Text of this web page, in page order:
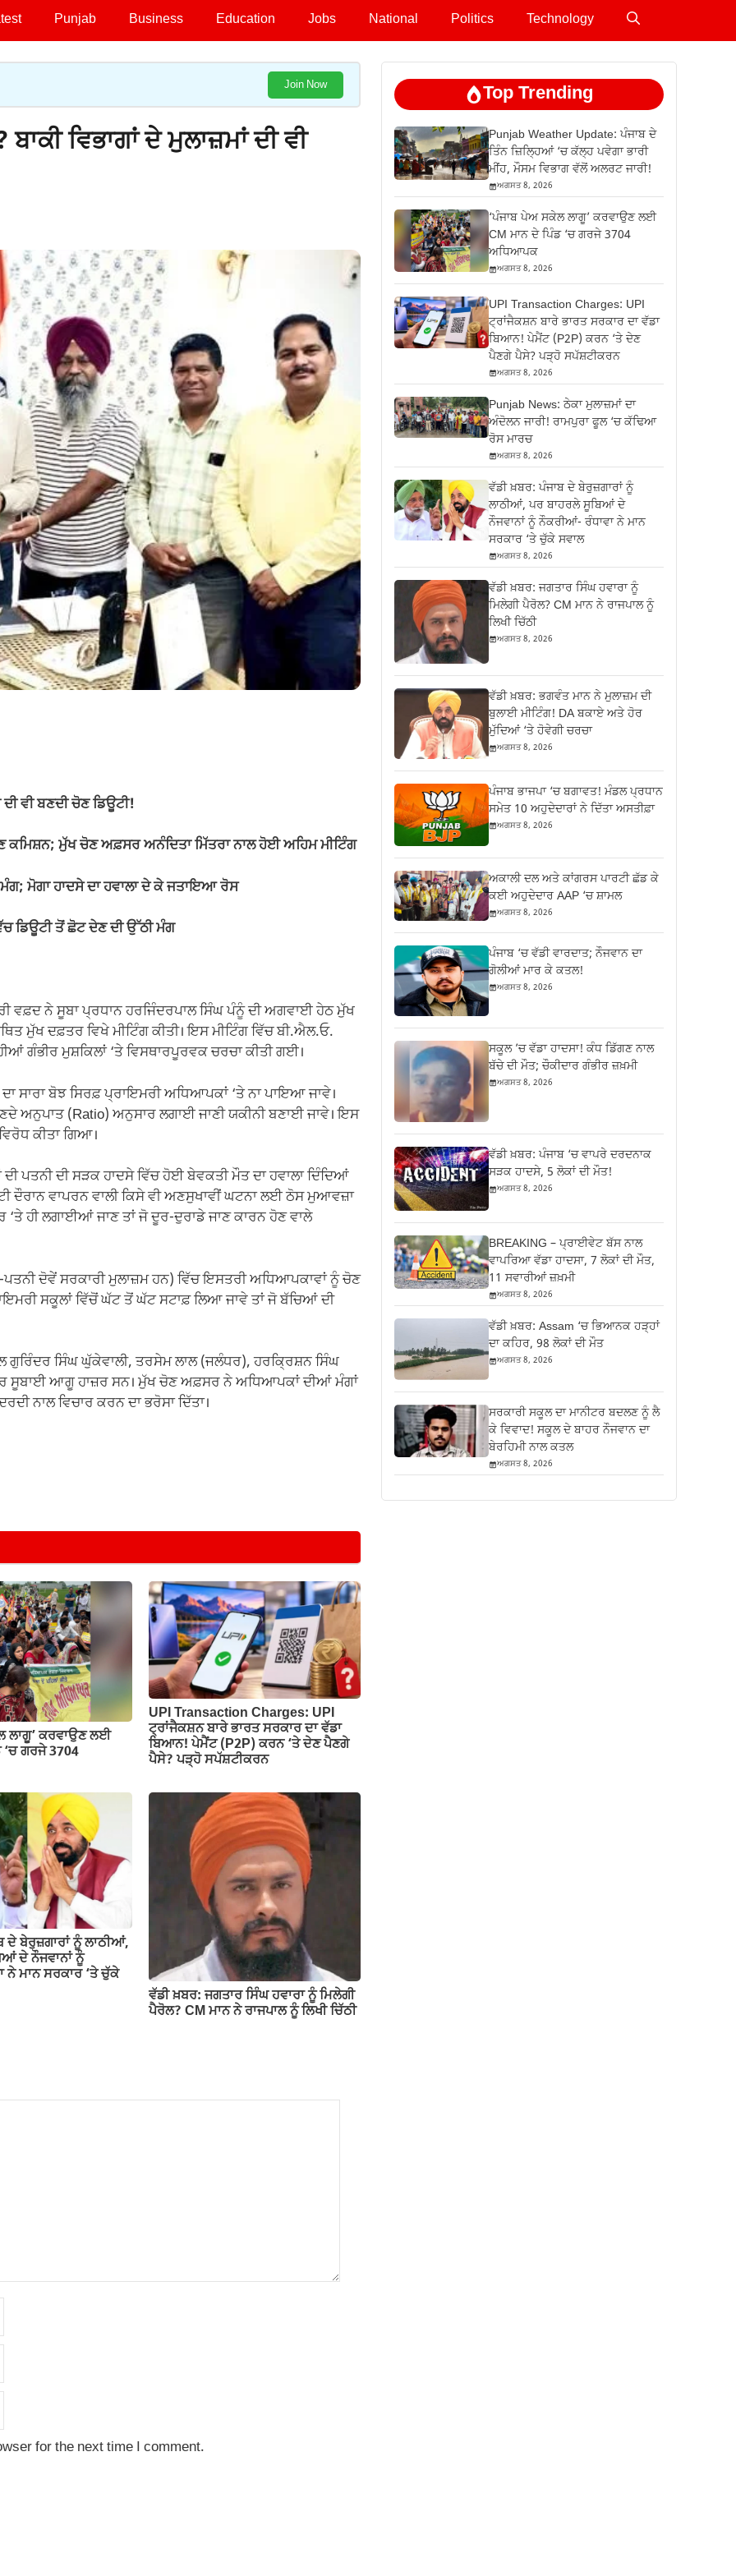
Punjab Business Education Jobs National Politics Technology
Join Now
ਵਿਭਾਗਾਂ ਦੇ ਮੁਲਾਜ਼ਮਾਂ ਦੀ ਵੀ
ਵੀ ਬਣਦੀ ਚੋਣ ਡਿਊਟੀ!
ਮੁੱਖ ਚੋਣ ਅਫ਼ਸਰ ਅਨੰਦਿਤਾ ਮਿੱਤਰਾ ਨਾਲ ਹੋਈ ਅਹਿਮ ਮੀਟਿੰਗ
ਮੋਗਾ ਹਾਦਸੇ ਦਾ ਹਵਾਲਾ ਦੇ ਕੇ ਜਤਾਇਆ ਰੋਸ
ਡਿਊਟੀ ਤੋਂ ਛੋਟ ਦੇਣ ਦੀ ਉੱਠੀ ਮੰਗ
ਵਫ਼ਦ ਨੇ ਸੂਬਾ ਪ੍ਰਧਾਨ ਹਰਜਿੰਦਰਪਾਲ ਸਿੰਘ ਪੰਨੂੰ ਦੀ ਅਗਵਾਈ ਹੇਠ ਮੁੱਖ
ਮੁੱਖ ਦਫ਼ਤਰ ਵਿਖੇ ਮੀਟਿੰਗ ਕੀਤੀ। ਇਸ ਮੀਟਿੰਗ ਵਿੱਚ ਬੀ.ਐਲ.ਓ.
ਮੁਸ਼ਕਿਲਾਂ ‘ਤੇ ਵਿਸਥਾਰਪੂਰਵਕ ਚਰਚਾ ਕੀਤੀ ਗਈ।
ਸਾਰਾ ਬੋਝ ਸਿਰਫ਼ ਪ੍ਰਾਇਮਰੀ ਅਧਿਆਪਕਾਂ ‘ਤੇ ਨਾ ਪਾਇਆ ਜਾਵੇ।
ਅਨੁਪਾਤ (Ratio) ਅਨੁਸਾਰ ਲਗਾਈ ਜਾਣੀ ਯਕੀਨੀ ਬਣਾਈ ਜਾਵੇ। ਇਸ
ਕੀਤਾ ਗਿਆ।
ਦੀ ਸੜਕ ਹਾਦਸੇ ਵਿੱਚ ਹੋਈ ਬੇਵਕਤੀ ਮੌਤ ਦਾ ਹਵਾਲਾ ਦਿੰਦਿਆਂ
ਦੌਰਾਨ ਵਾਪਰਨ ਵਾਲੀ ਕਿਸੇ ਵੀ ਅਣਸੁਖਾਵੀਂ ਘਟਨਾ ਲਈ ਠੋਸ ਮੁਆਵਜ਼ਾ
ਹੀ ਲਗਾਈਆਂ ਜਾਣ ਤਾਂ ਜੋ ਦੂਰ-ਦੁਰਾਡੇ ਜਾਣ ਕਾਰਨ ਹੋਣ ਵਾਲੇ
ਦੋਵੇਂ ਸਰਕਾਰੀ ਮੁਲਾਜ਼ਮ ਹਨ) ਵਿੱਚ ਇਸਤਰੀ ਅਧਿਆਪਕਾਵਾਂ ਨੂੰ ਚੋਣ
ਸਕੂਲਾਂ ਵਿੱਚੋਂ ਘੱਟ ਤੋਂ ਘੱਟ ਸਟਾਫ਼ ਲਿਆ ਜਾਵੇ ਤਾਂ ਜੋ ਬੱਚਿਆਂ ਦੀ
ਗੁਰਿੰਦਰ ਸਿੰਘ ਘੁੱਕੇਵਾਲੀ, ਤਰਸੇਮ ਲਾਲ (ਜਲੰਧਰ), ਹਰਕ੍ਰਿਸ਼ਨ ਸਿੰਘ
ਸੂਬਾਈ ਆਗੂ ਹਾਜ਼ਰ ਸਨ। ਮੁੱਖ ਚੋਣ ਅਫ਼ਸਰ ਨੇ ਅਧਿਆਪਕਾਂ ਦੀਆਂ ਮੰਗਾਂ
ਨਾਲ ਵਿਚਾਰ ਕਰਨ ਦਾ ਭਰੋਸਾ ਦਿੱਤਾ।
ਲਾਗੂ’ ਕਰਵਾਉਣ ਲਈ
‘ਚ ਗਰਜੇ 3704
UPI Transaction Charges: UPI
ਟ੍ਰਾਂਜੈਕਸ਼ਨ ਬਾਰੇ ਭਾਰਤ ਸਰਕਾਰ ਦਾ ਵੱਡਾ
ਬਿਆਨ! ਪੇਮੈਂਟ (P2P) ਕਰਨ ‘ਤੇ ਦੇਣ ਪੈਣਗੇ
ਪੈਸੇ? ਪੜ੍ਹੋ ਸਪੱਸ਼ਟੀਕਰਨ
ਦੇ ਬੇਰੁਜ਼ਗਾਰਾਂ ਨੂੰ ਲਾਠੀਆਂ,
ਦੇ ਨੌਜਵਾਨਾਂ ਨੂੰ
ਨੇ ਮਾਨ ਸਰਕਾਰ ‘ਤੇ ਚੁੱਕੇ
ਵੱਡੀ ਖ਼ਬਰ: ਜਗਤਾਰ ਸਿੰਘ ਹਵਾਰਾ ਨੂੰ ਮਿਲੇਗੀ
ਪੈਰੋਲ? CM ਮਾਨ ਨੇ ਰਾਜਪਾਲ ਨੂੰ ਲਿਖੀ ਚਿੱਠੀ
for the next time I comment.
Top Trending
Punjab Weather Update: ਪੰਜਾਬ ਦੇ
ਤਿੰਨ ਜ਼‍ਿਲ੍ਹਿਆਂ ‘ਚ ਕੱਲ੍ਹ ਪਵੇਗਾ ਭਾਰੀ
ਮੀਂਹ, ਮੌਸਮ ਵਿਭਾਗ ਵੱਲੋਂ ਅਲਰਟ ਜਾਰੀ!
ਅਗਸਤ 8, 2026
‘ਪੰਜਾਬ ਪੇਅ ਸਕੇਲ ਲਾਗੂ’ ਕਰਵਾਉਣ ਲਈ
CM ਮਾਨ ਦੇ ਪਿੰਡ ‘ਚ ਗਰਜੇ 3704
ਅਧਿਆਪਕ
ਅਗਸਤ 8, 2026
UPI Transaction Charges: UPI
ਟ੍ਰਾਂਜੈਕਸ਼ਨ ਬਾਰੇ ਭਾਰਤ ਸਰਕਾਰ ਦਾ ਵੱਡਾ
ਬਿਆਨ! ਪੇਮੈਂਟ (P2P) ਕਰਨ ‘ਤੇ ਦੇਣ
ਪੈਣਗੇ ਪੈਸੇ? ਪੜ੍ਹੋ ਸਪੱਸ਼ਟੀਕਰਨ
ਅਗਸਤ 8, 2026
Punjab News: ਠੇਕਾ ਮੁਲਾਜ਼ਮਾਂ ਦਾ
ਅੰਦੋਲਨ ਜਾਰੀ! ਰਾਮਪੁਰਾ ਫੂਲ ‘ਚ ਕੱਢਿਆ
ਰੋਸ ਮਾਰਚ
ਅਗਸਤ 8, 2026
ਵੱਡੀ ਖ਼ਬਰ: ਪੰਜਾਬ ਦੇ ਬੇਰੁਜ਼ਗਾਰਾਂ ਨੂੰ
ਲਾਠੀਆਂ, ਪਰ ਬਾਹਰਲੇ ਸੂਬਿਆਂ ਦੇ
ਨੌਜਵਾਨਾਂ ਨੂੰ ਨੌਕਰੀਆਂ- ਰੰਧਾਵਾ ਨੇ ਮਾਨ
ਸਰਕਾਰ ‘ਤੇ ਚੁੱਕੇ ਸਵਾਲ
ਅਗਸਤ 8, 2026
ਵੱਡੀ ਖ਼ਬਰ: ਜਗਤਾਰ ਸਿੰਘ ਹਵਾਰਾ ਨੂੰ
ਮਿਲੇਗੀ ਪੈਰੋਲ? CM ਮਾਨ ਨੇ ਰਾਜਪਾਲ ਨੂੰ
ਲਿਖੀ ਚਿੱਠੀ
ਅਗਸਤ 8, 2026
ਵੱਡੀ ਖ਼ਬਰ: ਭਗਵੰਤ ਮਾਨ ਨੇ ਮੁਲਾਜ਼ਮ ਦੀ
ਬੁਲਾਈ ਮੀਟਿੰਗ! DA ਬਕਾਏ ਅਤੇ ਹੋਰ
ਮੁੱਦਿਆਂ ‘ਤੇ ਹੋਵੇਗੀ ਚਰਚਾ
ਅਗਸਤ 8, 2026
ਪੰਜਾਬ ਭਾਜਪਾ ‘ਚ ਬਗਾਵਤ! ਮੰਡਲ ਪ੍ਰਧਾਨ
ਸਮੇਤ 10 ਅਹੁਦੇਦਾਰਾਂ ਨੇ ਦਿੱਤਾ ਅਸਤੀਫ਼ਾ
ਅਗਸਤ 8, 2026
ਅਕਾਲੀ ਦਲ ਅਤੇ ਕਾਂਗਰਸ ਪਾਰਟੀ ਛੱਡ ਕੇ
ਕਈ ਅਹੁਦੇਦਾਰ AAP ‘ਚ ਸ਼ਾਮਲ
ਅਗਸਤ 8, 2026
ਪੰਜਾਬ ‘ਚ ਵੱਡੀ ਵਾਰਦਾਤ; ਨੌਜਵਾਨ ਦਾ
ਗੋਲੀਆਂ ਮਾਰ ਕੇ ਕਤਲ!
ਅਗਸਤ 8, 2026
ਸਕੂਲ ’ਚ ਵੱਡਾ ਹਾਦਸਾ! ਕੰਧ ਡਿੱਗਣ ਨਾਲ
ਬੱਚੇ ਦੀ ਮੌਤ; ਚੌਕੀਦਾਰ ਗੰਭੀਰ ਜ਼ਖ਼ਮੀ
ਅਗਸਤ 8, 2026
ਵੱਡੀ ਖ਼ਬਰ: ਪੰਜਾਬ ‘ਚ ਵਾਪਰੇ ਦਰਦਨਾਕ
ਸੜਕ ਹਾਦਸੇ, 5 ਲੋਕਾਂ ਦੀ ਮੌਤ!
ਅਗਸਤ 8, 2026
BREAKING – ਪ੍ਰਾਈਵੇਟ ਬੱਸ ਨਾਲ
ਵਾਪਰਿਆ ਵੱਡਾ ਹਾਦਸਾ, 7 ਲੋਕਾਂ ਦੀ ਮੌਤ,
11 ਸਵਾਰੀਆਂ ਜ਼ਖ਼ਮੀ
ਅਗਸਤ 8, 2026
ਵੱਡੀ ਖ਼ਬਰ: Assam ‘ਚ ਭਿਆਨਕ ਹੜ੍ਹਾਂ
ਦਾ ਕਹਿਰ, 98 ਲੋਕਾਂ ਦੀ ਮੌਤ
ਅਗਸਤ 8, 2026
ਸਰਕਾਰੀ ਸਕੂਲ ਦਾ ਮਾਨੀਟਰ ਬਦਲਣ ਨੂੰ ਲੈ
ਕੇ ਵਿਵਾਦ! ਸਕੂਲ ਦੇ ਬਾਹਰ ਨੌਜਵਾਨ ਦਾ
ਬੇਰਹਿਮੀ ਨਾਲ ਕਤਲ
ਅਗਸਤ 8, 2026